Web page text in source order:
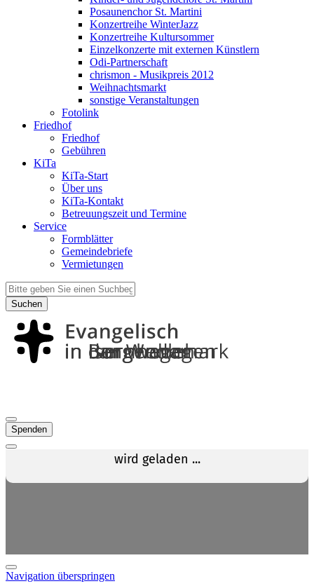
Posaunenchor St. Martini
Konzertreihe WinterJazz
Konzertreihe Kultursommer
Einzelkonzerte mit externen Künstlern
Odi-Partnerschaft
chrismon - Musikpreis 2012
Weihnachtsmarkt
sonstige Veranstaltungen
Fotolink
Friedhof
Friedhof
Gebühren
KiTa
KiTa-Start
Über uns
KiTa-Kontakt
Betreuungszeit und Termine
Service
Formblätter
Gemeindebriefe
Vermietungen
Suchen
Spenden
Navigation überspringen